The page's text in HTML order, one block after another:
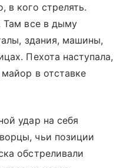
в кого стрелять.
Там все в дыму
здания, машины,
Пехота наступала,
майор в отставке
удар на себя
чьи позиции
обстреливали